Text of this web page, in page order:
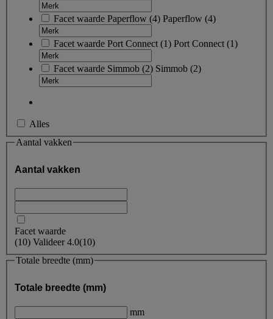
Facet waarde Paperflow (4) Paperflow (4)
Facet waarde Port Connect (1) Port Connect (1)
Facet waarde Simmob (2) Simmob (2)
Alles
Aantal vakken
Aantal vakken
Facet waarde
(10) Valideer4.0(10)
Totale breedte (mm)
Totale breedte (mm)
mm